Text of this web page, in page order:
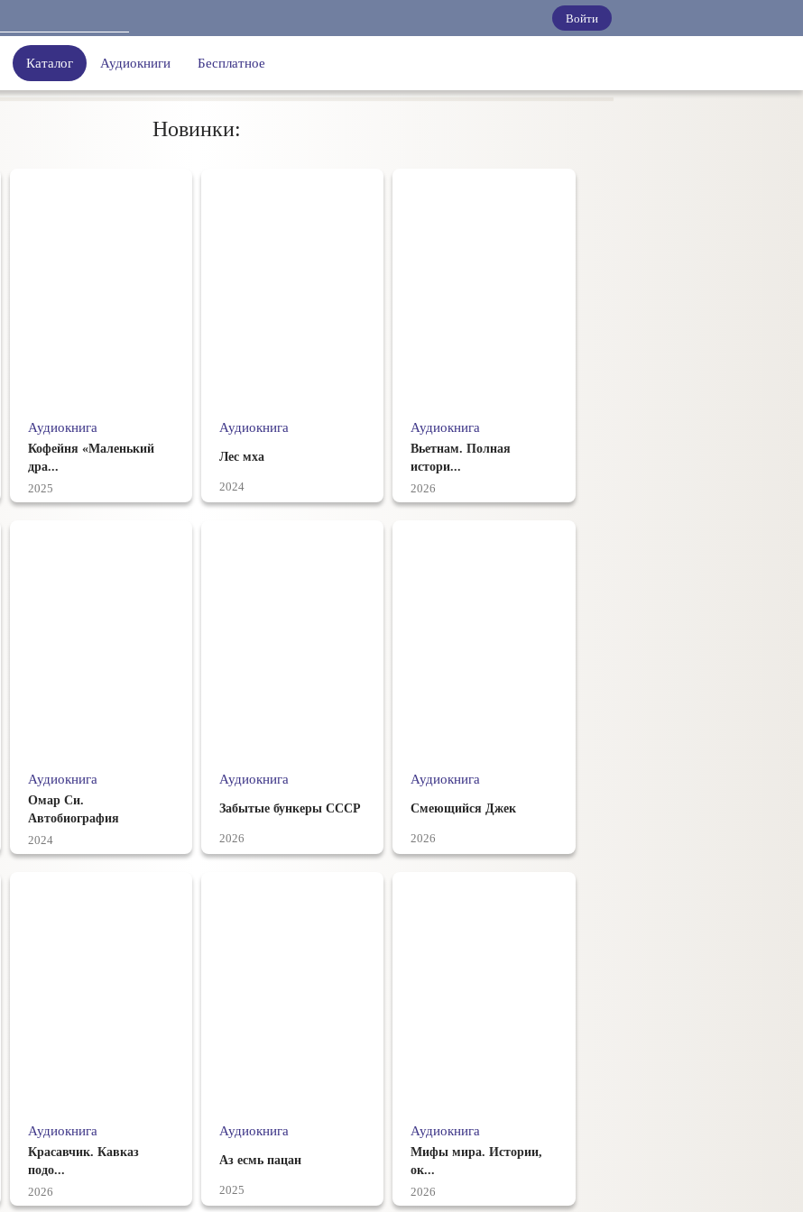
Войти
Каталог Аудиокниги Бесплатное
Новинки:
Аудиокнига
Кофейня «Маленький
дра...
2025
Аудиокнига
Лес мха
2024
Аудиокнига
Вьетнам. Полная
истори...
2026
Аудиокнига
Омар Си.
Автобиография
2024
Аудиокнига
Забытые бункеры СССР
2026
Аудиокнига
Смеющийся Джек
2026
Аудиокнига
Красавчик. Кавказ
подо...
2026
Аудиокнига
Аз есмь пацан
2025
Аудиокнига
Мифы мира. Истории,
ок...
2026